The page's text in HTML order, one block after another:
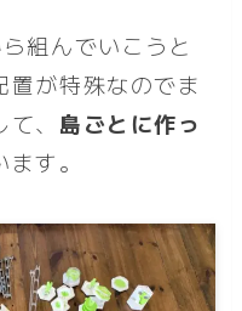
組んでいこうと
が特殊なのでま
、 島ごとに作っ
す。